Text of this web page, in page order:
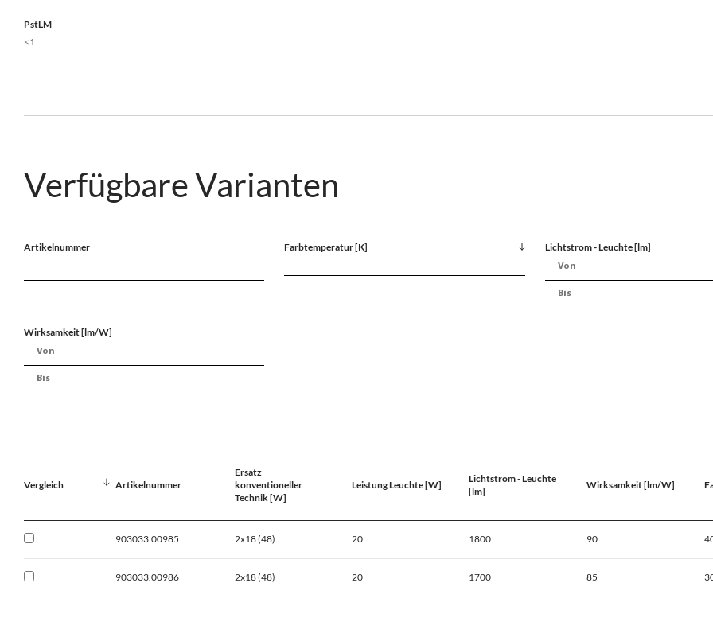
PstLM
≤1
Verfügbare Varianten
Artikelnummer Farbtemperatur [K] Lichtstrom - Leuchte [lm]
Wirksamkeit [lm/W]
Vergleich Artikelnummer
Ersatz
konventioneller
Technik [W]
Leistung Leuchte [W]
Lichtstrom - Leuchte
[lm]
Wirksamkeit [lm/W]
903033.00985 2x18 (48) 20 1800 90
903033.00986 2x18 (48) 20 1700 85